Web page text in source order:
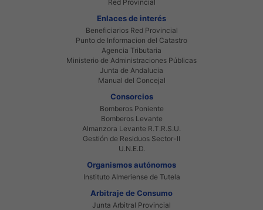
Red Provincial
Enlaces de interés
Beneficiarios Red Provincial
Punto de Informacion del Catastro
Agencia Tributaria
Ministerio de Administraciones Públicas
Junta de Andalucia
Manual del Concejal
Consorcios
Bomberos Poniente
Bomberos Levante
Almanzora Levante R.T.R.S.U.
Gestión de Residuos Sector-II
U.N.E.D.
Organismos autónomos
Instituto Almeriense de Tutela
Arbitraje de Consumo
Junta Arbitral Provincial